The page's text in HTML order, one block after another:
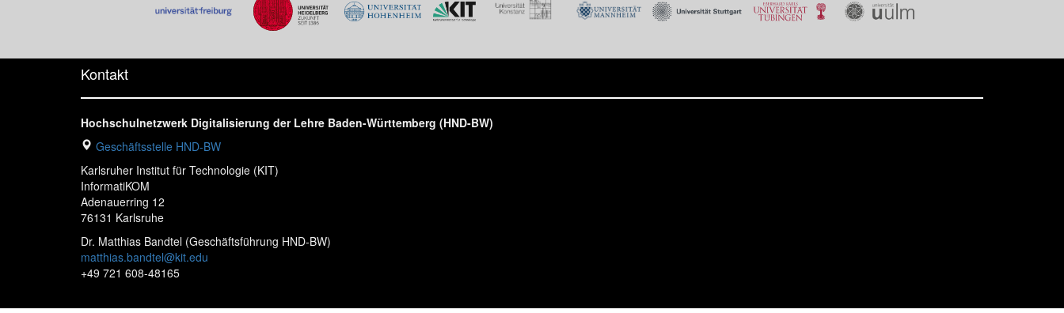
Kontakt
Hochschulnetzwerk Digitalisierung der Lehre Baden-Württemberg (HND-BW)
Geschäftsstelle HND-BW
Karlsruher Institut für Technologie (KIT)
InformatiKOM
Adenauerring 12
76131 Karlsruhe
Dr. Matthias Bandtel (Geschäftsführung HND-BW)
matthias.bandtel@kit.edu
+49 721 608-48165